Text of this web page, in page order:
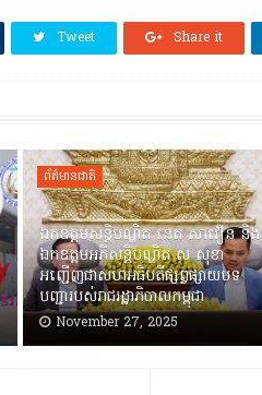
Tweet Share it
ព័ត៌មានជាតិ
ឯកឧត្តមសន្តិបណ្ឌិត នេត សាវឿន និង
ឯកឧត្តមអភិសន្តិបណ្ឌិត ស សុខា
អញ្ជើញជាសហអធិបតីផ្សព្វផ្សាយបទ
បញ្ជារបស់រាជរដ្ឋាភិបាលកម្ពុជា
November 27, 2025